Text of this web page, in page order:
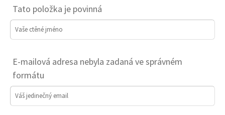
Tato položka je povinná
Vaše ctěné jméno
E-mailová adresa nebyla zadaná ve správném
formátu
Váš jedinečný email